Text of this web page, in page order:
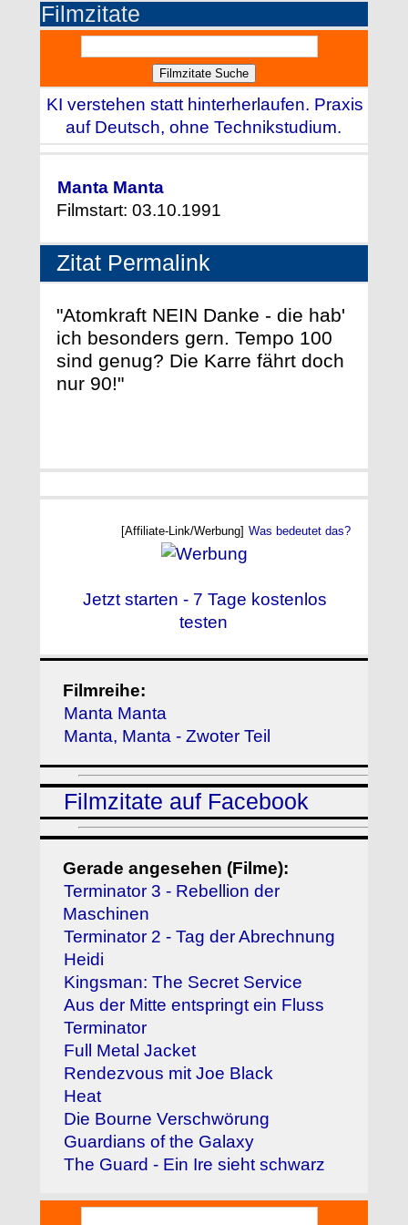
Filmzitate
KI verstehen statt hinterherlaufen. Praxis
auf Deutsch, ohne Technikstudium.
Manta Manta
Filmstart: 03.10.1991
Zitat Permalink
"Atomkraft NEIN Danke - die hab'
ich besonders gern. Tempo 100
sind genug? Die Karre fährt doch
nur 90!"
[Affiliate-Link/Werbung] Was bedeutet das?
Jetzt starten - 7 Tage kostenlos
testen
Filmreihe:
Manta Manta
Manta, Manta - Zwoter Teil
Filmzitate auf Facebook
Gerade angesehen (Filme):
Terminator 3 - Rebellion der
Maschinen
Terminator 2 - Tag der Abrechnung
Heidi
Kingsman: The Secret Service
Aus der Mitte entspringt ein Fluss
Terminator
Full Metal Jacket
Rendezvous mit Joe Black
Heat
Die Bourne Verschwörung
Guardians of the Galaxy
The Guard - Ein Ire sieht schwarz